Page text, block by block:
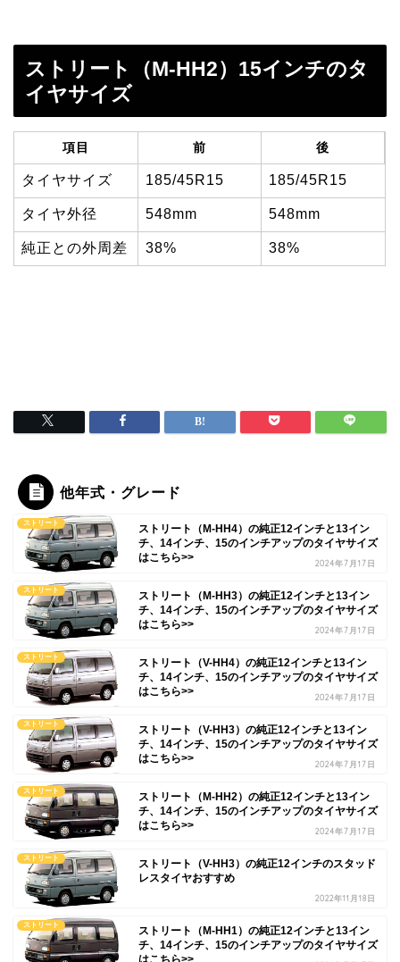
ストリート（M-HH2）15インチのタ
イヤサイズ
項目 前 後
タイヤサイズ 185/45R15 185/45R15
タイヤ外径 548mm 548mm
純正との外周差 38% 38%
他年式・グレード
ストリート
ストリート（M-HH4）の純正12インチと13イン
チ、14インチ、15のインチアップのタイヤサイズ
はこちら>>
2024年7月17日
ストリート
ストリート（M-HH3）の純正12インチと13イン
チ、14インチ、15のインチアップのタイヤサイズ
はこちら>>
2024年7月17日
ストリート
ストリート（V-HH4）の純正12インチと13イン
チ、14インチ、15のインチアップのタイヤサイズ
はこちら>>
2024年7月17日
ストリート
ストリート（V-HH3）の純正12インチと13イン
チ、14インチ、15のインチアップのタイヤサイズ
はこちら>>
2024年7月17日
ストリート
ストリート（M-HH2）の純正12インチと13イン
チ、14インチ、15のインチアップのタイヤサイズ
はこちら>>
2024年7月17日
ストリート
ストリート（V-HH3）の純正12インチのスタッド
レスタイヤおすすめ
2022年11月18日
ストリート
ストリート（M-HH1）の純正12インチと13イン
チ、14インチ、15のインチアップのタイヤサイズ
はこちら>>